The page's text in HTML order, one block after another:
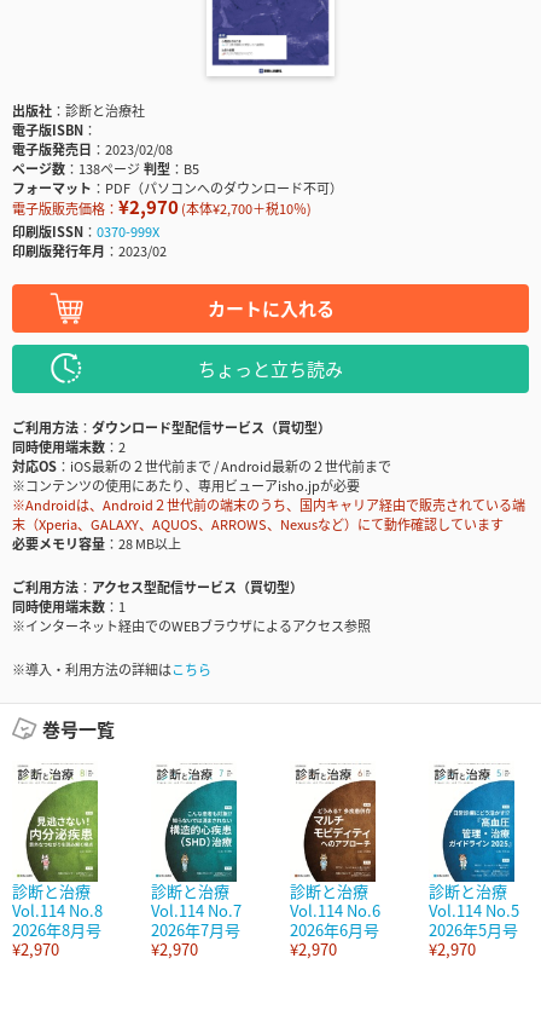
出版社
診断と治療社
電子版ISBN
電子版発売日
2023/02/08
ページ数
138ページ判型
B5
フォーマット
PDF（パソコンへのダウンロード不可）
電子版販売価格： ¥2,970(本体¥2,700＋税10％)
印刷版ISSN
0370-999X
印刷版発行年月
2023/02
カートに入れる
ちょっと立ち読み
ご利用方法
ダウンロード型配信サービス（買切型）
同時使用端末数
2
対応OS
iOS最新の２世代前まで / Android最新の２世代前まで
※コンテンツの使用にあたり、専用ビューアisho.jpが必要
※Androidは、Android２世代前の端末のうち、国内キャリア経由で販売されている端
末（Xperia、GALAXY、AQUOS、ARROWS、Nexusなど）にて動作確認しています
必要メモリ容量
28 MB以上
ご利用方法
アクセス型配信サービス（買切型）
同時使用端末数
1
※インターネット経由でのWEBブラウザによるアクセス参照
※導入・利用方法の詳細はこちら
巻号一覧
診断と治療
Vol.114 No.8
2026年8月号
¥2,970
診断と治療
Vol.114 No.7
2026年7月号
¥2,970
診断と治療
Vol.114 No.6
2026年6月号
¥2,970
診断と治療
Vol.114 No.5
2026年5月号
¥2,970